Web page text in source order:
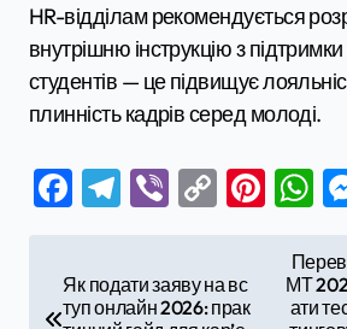
HR-відділам рекомендується
внутрішню інструкцію з
студентів — це підвищує
плинність кадрів серед молоді.
Facebook
Telegram
ViberCopy
Як подати заяву на вс
туп онлайн 2026: прак
МТ
ати